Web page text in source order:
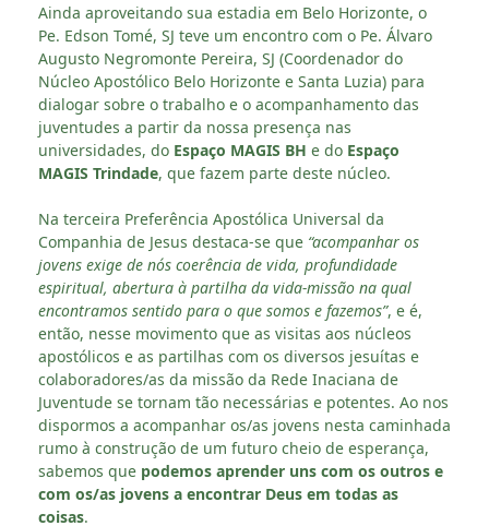
Ainda aproveitando sua estadia em Belo Horizonte, o
Pe. Edson Tomé, SJ teve um encontro com o Pe. Álvaro
Augusto Negromonte Pereira, SJ (Coordenador do
Núcleo Apostólico Belo Horizonte e Santa Luzia) para
dialogar sobre o trabalho e o acompanhamento das
juventudes a partir da nossa presença nas
universidades, do Espaço MAGIS BH e do Espaço
MAGIS Trindade, que fazem parte deste núcleo.
Na terceira Preferência Apostólica Universal da
Companhia de Jesus destaca-se que “acompanhar os
jovens exige de nós coerência de vida, profundidade
espiritual, abertura à partilha da vida-missão na qual
encontramos sentido para o que somos e fazemos”, e é,
então, nesse movimento que as visitas aos núcleos
apostólicos e as partilhas com os diversos jesuítas e
colaboradores/as da missão da Rede Inaciana de
Juventude se tornam tão necessárias e potentes. Ao nos
dispormos a acompanhar os/as jovens nesta caminhada
rumo à construção de um futuro cheio de esperança,
sabemos que podemos aprender uns com os outros e
com os/as jovens a encontrar Deus em todas as
coisas.